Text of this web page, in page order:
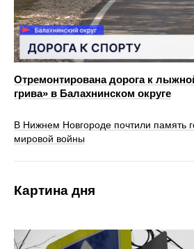
Отремонтирована дорога к
грива» в Балахнинском округе
В Нижнем Новгороде почтили память
мировой войны
Картина дня